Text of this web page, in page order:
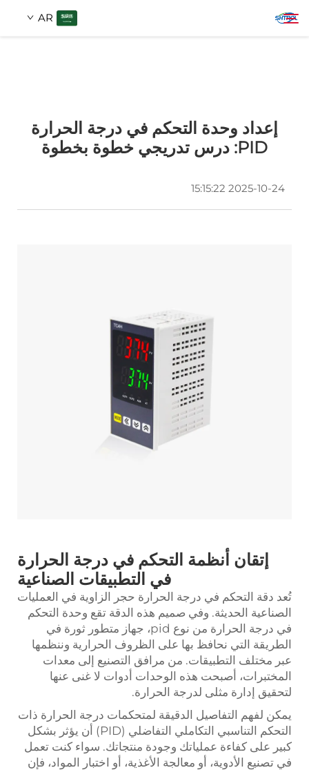
AR
المنتجات
إعداد وحدة التحكم في درجة الحرارة
PID: درس تدريجي خطوة بخطوة
2025-10-24 15:15:22
إتقان أنظمة التحكم في درجة الحرارة
في التطبيقات الصناعية
تُعد دقة التحكم في درجة الحرارة حجر الزاوية في العمليات
الصناعية الحديثة. وفي صميم هذه الدقة تقع وحدة التحكم
في درجة الحرارة من نوع pid،
جهاز متطور ثورة في
الطريقة التي نحافظ بها على الظروف الحرارية وننظمها
عبر مختلف التطبيقات. من مرافق التصنيع إلى معدات
المختبرات، أصبحت هذه الوحدات أدوات لا غنى عنها
لتحقيق إدارة مثلى لدرجة الحرارة.
يمكن لفهم التفاصيل الدقيقة لمتحكمات درجة الحرارة ذات
التحكم التناسبي التكاملي التفاضلي (PID) أن يؤثر بشكل
كبير على كفاءة عملياتك وجودة منتجاتك. سواء كنت تعمل
في تصنيع الأدوية، أو معالجة الأغذية، أو اختبار المواد، فإن